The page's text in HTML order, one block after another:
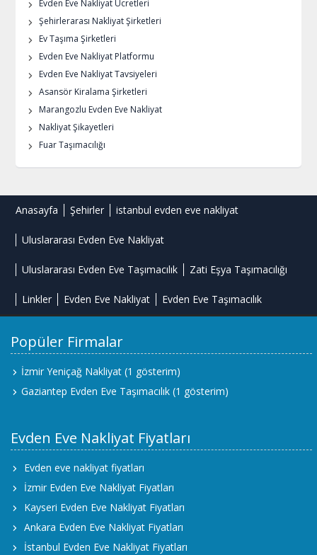
Evden Eve Nakliyat Ücretleri
Şehirlerarası Nakliyat Şirketleri
Ev Taşıma Şirketleri
Evden Eve Nakliyat Platformu
Evden Eve Nakliyat Tavsiyeleri
Asansör Kiralama Şirketleri
Marangozlu Evden Eve Nakliyat
Nakliyat Şikayetleri
Fuar Taşımacılığı
Anasayfa Şehirler istanbul evden eve nakliyat
Uluslararası Evden Eve Nakliyat
Uluslararası Evden Eve Taşımacılık Zati Eşya Taşımacılığı
Linkler Evden Eve Nakliyat Evden Eve Taşımacılık
Popüler Firmalar
İzmir Yeniçağ Nakliyat (1 gösterim)
Gaziantep Evden Eve Taşımacılık (1 gösterim)
Evden Eve Nakliyat Fiyatları
Evden eve nakliyat fiyatları
İzmir Evden Eve Nakliyat Fiyatları
Kayseri Evden Eve Nakliyat Fiyatları
Ankara Evden Eve Nakliyat Fiyatları
İstanbul Evden Eve Nakliyat Fiyatları